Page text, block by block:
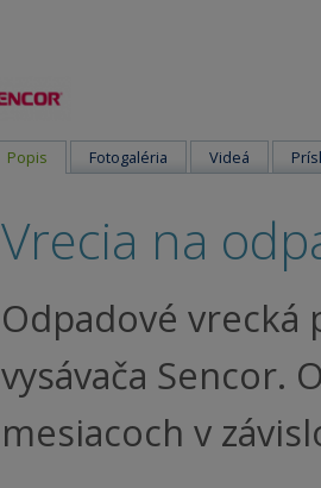
Popis Fotogaléria Videá
Vrecia na
Odpadové
vysávača Sencor.
mesiacoch v